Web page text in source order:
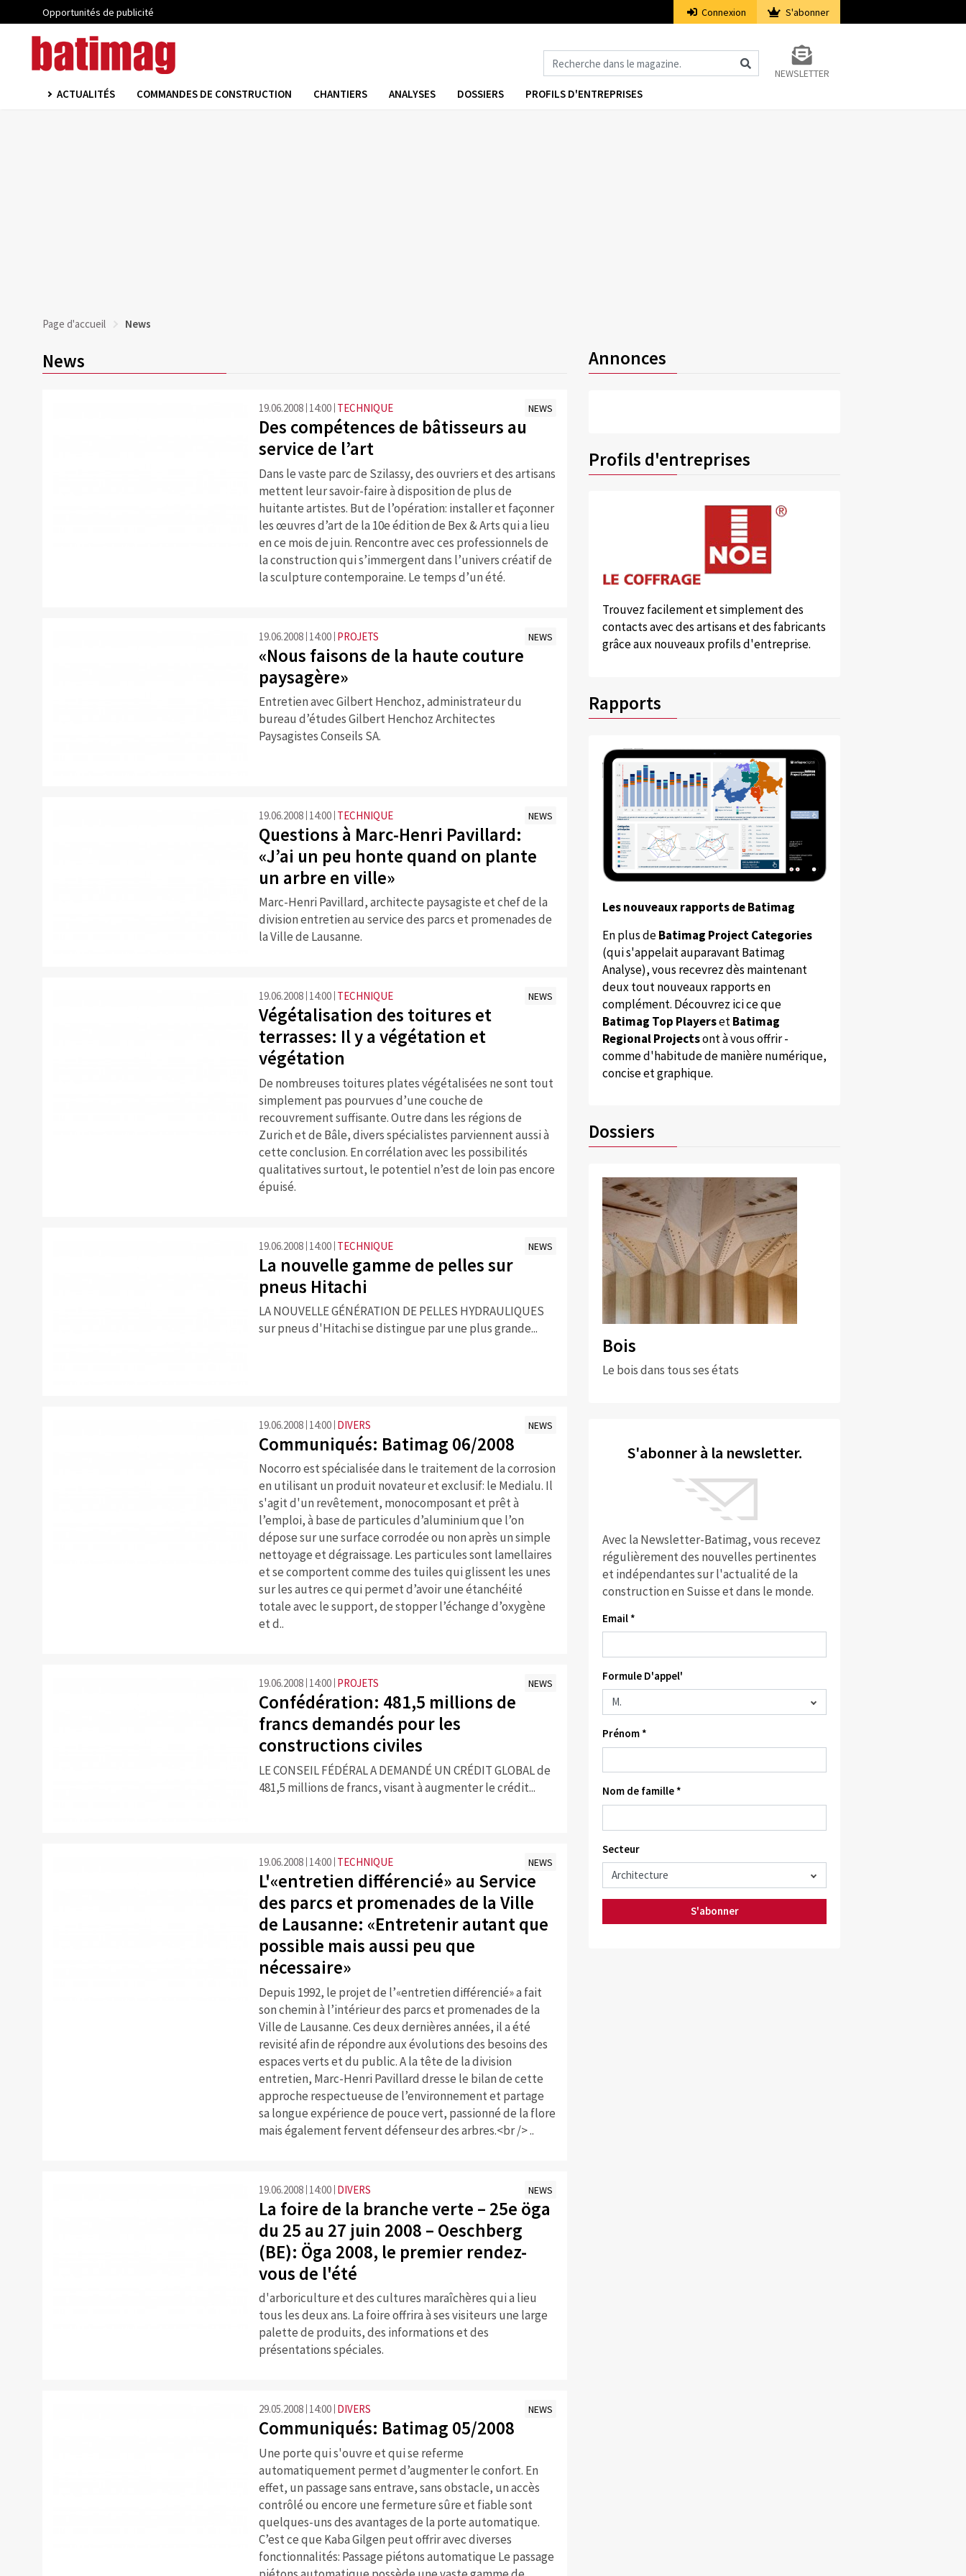
Opportunités de publicité Connexion S'abonner
NEWSLETTER
ACTUALITÉS COMMANDES DE CONSTRUCTION CHANTIERS ANALYSES DOSSIERS PROFILS D'ENTREPRISES
Page d'accueil News
News
19.06.2008 14:00 TECHNIQUE NEWS
Des compétences de bâtisseurs au
service de l’art
Dans le vaste parc de Szilassy, des ouvriers et des artisans
mettent leur savoir-faire à disposition de plus de
huitante artistes. But de l’opération: installer et façonner
les œuvres d’art de la 10e édition de Bex & Arts qui a lieu
en ce mois de juin. Rencontre avec ces professionnels de
la construction qui s’immergent dans l’univers créatif de
la sculpture contemporaine. Le temps d’un été.
19.06.2008 14:00 PROJETS NEWS
«Nous faisons de la haute couture
paysagère»
Entretien avec Gilbert Henchoz, administrateur du
bureau d’études Gilbert Henchoz Architectes
Paysagistes Conseils SA.
19.06.2008 14:00 TECHNIQUE NEWS
Questions à Marc-Henri Pavillard:
«J’ai un peu honte quand on plante
un arbre en ville»
Marc-Henri Pavillard, architecte paysagiste et chef de la
division entretien au service des parcs et promenades de
la Ville de Lausanne.
19.06.2008 14:00 TECHNIQUE NEWS
Végétalisation des toitures et
terrasses: Il y a végétation et
végétation
De nombreuses toitures plates végétalisées ne sont tout
simplement pas pourvues d’une couche de
recouvrement suffisante. Outre dans les régions de
Zurich et de Bâle, divers spécialistes parviennent aussi à
cette conclusion. En corrélation avec les possibilités
qualitatives surtout, le potentiel n’est de loin pas encore
épuisé.
19.06.2008 14:00 TECHNIQUE NEWS
La nouvelle gamme de pelles sur
pneus Hitachi
LA NOUVELLE GÉNÉRATION DE PELLES HYDRAULIQUES
sur pneus d'Hitachi se distingue par une plus grande...
19.06.2008 14:00 DIVERS NEWS
Communiqués: Batimag 06/2008
Nocorro est spécialisée dans le traitement de la corrosion
en utilisant un produit novateur et exclusif: le Medialu. Il
s'agit d'un revêtement, monocomposant et prêt à
l’emploi, à base de particules d’aluminium que l’on
dépose sur une surface corrodée ou non après un simple
nettoyage et dégraissage. Les particules sont lamellaires
et se comportent comme des tuiles qui glissent les unes
sur les autres ce qui permet d’avoir une étanchéité
totale avec le support, de stopper l’échange d’oxygène
et d..
19.06.2008 14:00 PROJETS NEWS
Confédération: 481,5 millions de
francs demandés pour les
constructions civiles
LE CONSEIL FÉDÉRAL A DEMANDÉ UN CRÉDIT GLOBAL de
481,5 millions de francs, visant à augmenter le crédit...
19.06.2008 14:00 TECHNIQUE NEWS
L'«entretien différencié» au Service
des parcs et promenades de la Ville
de Lausanne: «Entretenir autant que
possible mais aussi peu que
nécessaire»
Depuis 1992, le projet de l’«entretien différencié» a fait
son chemin à l’intérieur des parcs et promenades de la
Ville de Lausanne. Ces deux dernières années, il a été
revisité afin de répondre aux évolutions des besoins des
espaces verts et du public. A la tête de la division
entretien, Marc-Henri Pavillard dresse le bilan de cette
approche respectueuse de l’environnement et partage
sa longue expérience de pouce vert, passionné de la flore
mais également fervent défenseur des arbres.<br /> ..
19.06.2008 14:00 DIVERS NEWS
La foire de la branche verte – 25e öga
du 25 au 27 juin 2008 – Oeschberg
(BE): Öga 2008, le premier rendez-
vous de l'été
d'arboriculture et des cultures maraîchères qui a lieu
tous les deux ans. La foire offrira à ses visiteurs une large
palette de produits, des informations et des
présentations spéciales.
29.05.2008 14:00 DIVERS NEWS
Communiqués: Batimag 05/2008
Une porte qui s'ouvre et qui se referme
automatiquement permet d’augmenter le confort. En
effet, un passage sans entrave, sans obstacle, un accès
contrôlé ou encore une fermeture sûre et fiable sont
quelques-uns des avantages de la porte automatique.
C’est ce que Kaba Gilgen peut offrir avec diverses
fonctionnalités: Passage piétons automatique Le passage
Annonces
Profils d'entreprises
Trouvez facilement et simplement des
contacts avec des artisans et des fabricants
grâce aux nouveaux profils d'entreprise.
Rapports
Les nouveaux rapports de Batimag
En plus deBatimag Project Categories
(qui s'appelait auparavant Batimag
Analyse), vous recevrez dès maintenant
deux tout nouveaux rapports en
complément. Découvrez ici ce que
Batimag Top PlayersetBatimag
Regional Projectsont à vous offrir -
comme d'habitude de manière numérique,
concise et graphique.
Dossiers
Bois
Le bois dans tous ses états
S'abonner à la newsletter.
Avec la Newsletter-Batimag, vous recevez
régulièrement des nouvelles pertinentes
et indépendantes sur l'actualité de la
construction en Suisse et dans le monde.
Email *
Formule D'appel'
Prénom *
Nom de famille *
Secteur
S'abonner